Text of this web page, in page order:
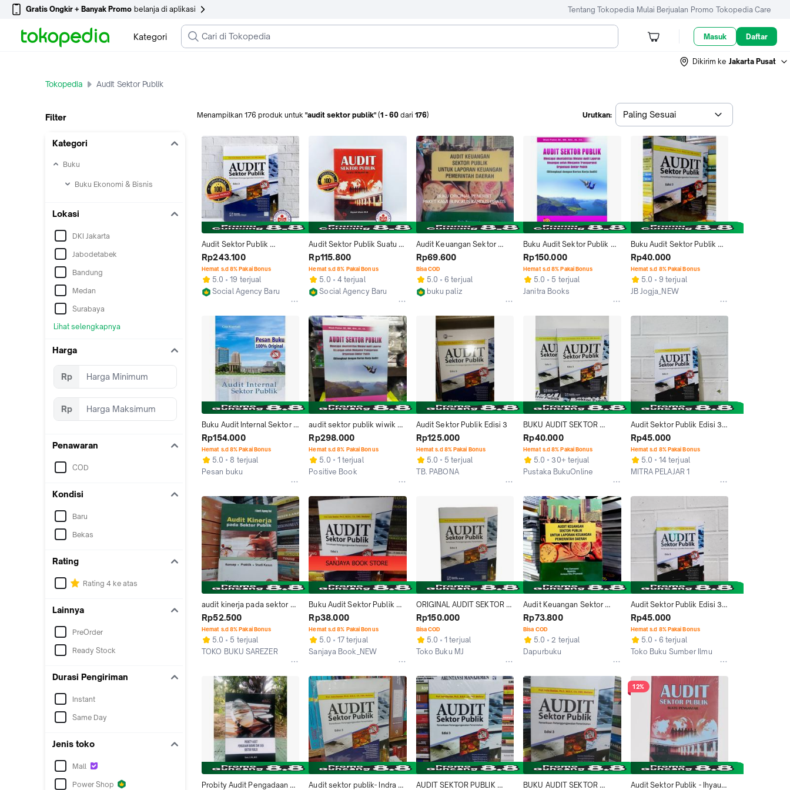
Gratis Ongkir + Banyak Promo belanja di aplikasi Tentang Tokopedia Mulai Berjualan Promo Tokopedia Care
Kategori Masuk Daftar
Dikirim ke Jakarta Pusat
Tokopedia Audit Sektor Publik
Filter
Kategori
Buku
Buku Ekonomi & Bisnis
Lokasi
DKI Jakarta
Jabodetabek
Bandung
Medan
Surabaya
Lihat selengkapnya
Harga
Rp
Rp
Penawaran
COD
Kondisi
Baru
Bekas
Rating
Rating 4 ke atas
Lainnya
PreOrder
Ready Stock
Durasi Pengiriman
Instant
Same Day
Jenis toko
Mall
Power Shop
Menampilkan 176 produk untuk "audit sektor publik" (1 -60 dari 176) Urutkan: Paling Sesuai
Audit Sektor Publik
Pemeriksaan Edisi 3 - Indra
Bastian
Rp243.100
Hemat s.d 8% Pakai Bonus
5.0
19 terjual
Social Agency Baru
Audit Sektor Publik Suatu
Pengantar - Ihyaul Ulum
Rp115.800
Hemat s.d 8% Pakai Bonus
5.0
4 terjual
Social Agency Baru
Audit Keuangan Sektor
Publik Untuk Laporan
Keuangan Pemerintah
Daerah
Rp69.600
Bisa COD
5.0
6 terjual
buku paliz
Buku Audit Sektor Publik
Wiwik Pratiwi
Rp150.000
Hemat s.d 8% Pakai Bonus
5.0
5 terjual
Janitra Books
Buku Audit Sektor Publik
Edisi 3 - Prof Indra Bastian
Rp40.000
Hemat s.d 8% Pakai Bonus
5.0
9 terjual
JB Jogja_NEW
Buku Audit Internal Sektor
Publik - Cris Kuntadi
Rp154.000
Hemat s.d 8% Pakai Bonus
5.0
8 terjual
Pesan buku
audit sektor publik wiwik
pratiwi ori
Rp298.000
Hemat s.d 8% Pakai Bonus
5.0
1 terjual
Positive Book
Audit Sektor Publik Edisi 3
Rp125.000
Hemat s.d 8% Pakai Bonus
5.0
5 terjual
TB. PABONA
BUKU AUDIT SEKTOR
PUBLIK EDISI 3 - INDRA
BASTIAN
Rp40.000
Hemat s.d 8% Pakai Bonus
5.0
30+ terjual
Pustaka BukuOnline
Audit Sektor Publik Edisi 3-
Indra Bastian
Rp45.000
Hemat s.d 8% Pakai Bonus
5.0
14 terjual
MITRA PELAJAR 1
audit kinerja pada sektor
publik I Gusti Agung Rai
Rp52.500
Hemat s.d 8% Pakai Bonus
5.0
5 terjual
TOKO BUKU SAREZER
Buku Audit Sektor Publik
edisi 3 by Indra Bastian
Rp38.000
Hemat s.d 8% Pakai Bonus
5.0
17 terjual
Sanjaya Book_NEW
ORIGINAL AUDIT SEKTOR
PUBLIK EDISI 3 PROF INDRA
BASTIAN
Rp150.000
Bisa COD
5.0
1 terjual
Toko Buku MJ
Audit Keuangan Sektor
Publik untuk Laporan
Keuangan Pemerintahan
Daera
Rp73.800
Bisa COD
5.0
2 terjual
Dapurbuku
Audit Sektor Publik Edisi 3-
Indra Bastian
Rp45.000
Hemat s.d 8% Pakai Bonus
5.0
6 terjual
Toko Buku Sumber Ilmu
Probity Audit Pengadaan
Audit sektor publik- Indra
AUDIT SEKTOR PUBLIK
BUKU AUDIT SEKTOR
12%
Audit Sektor Publik - Ihyaul